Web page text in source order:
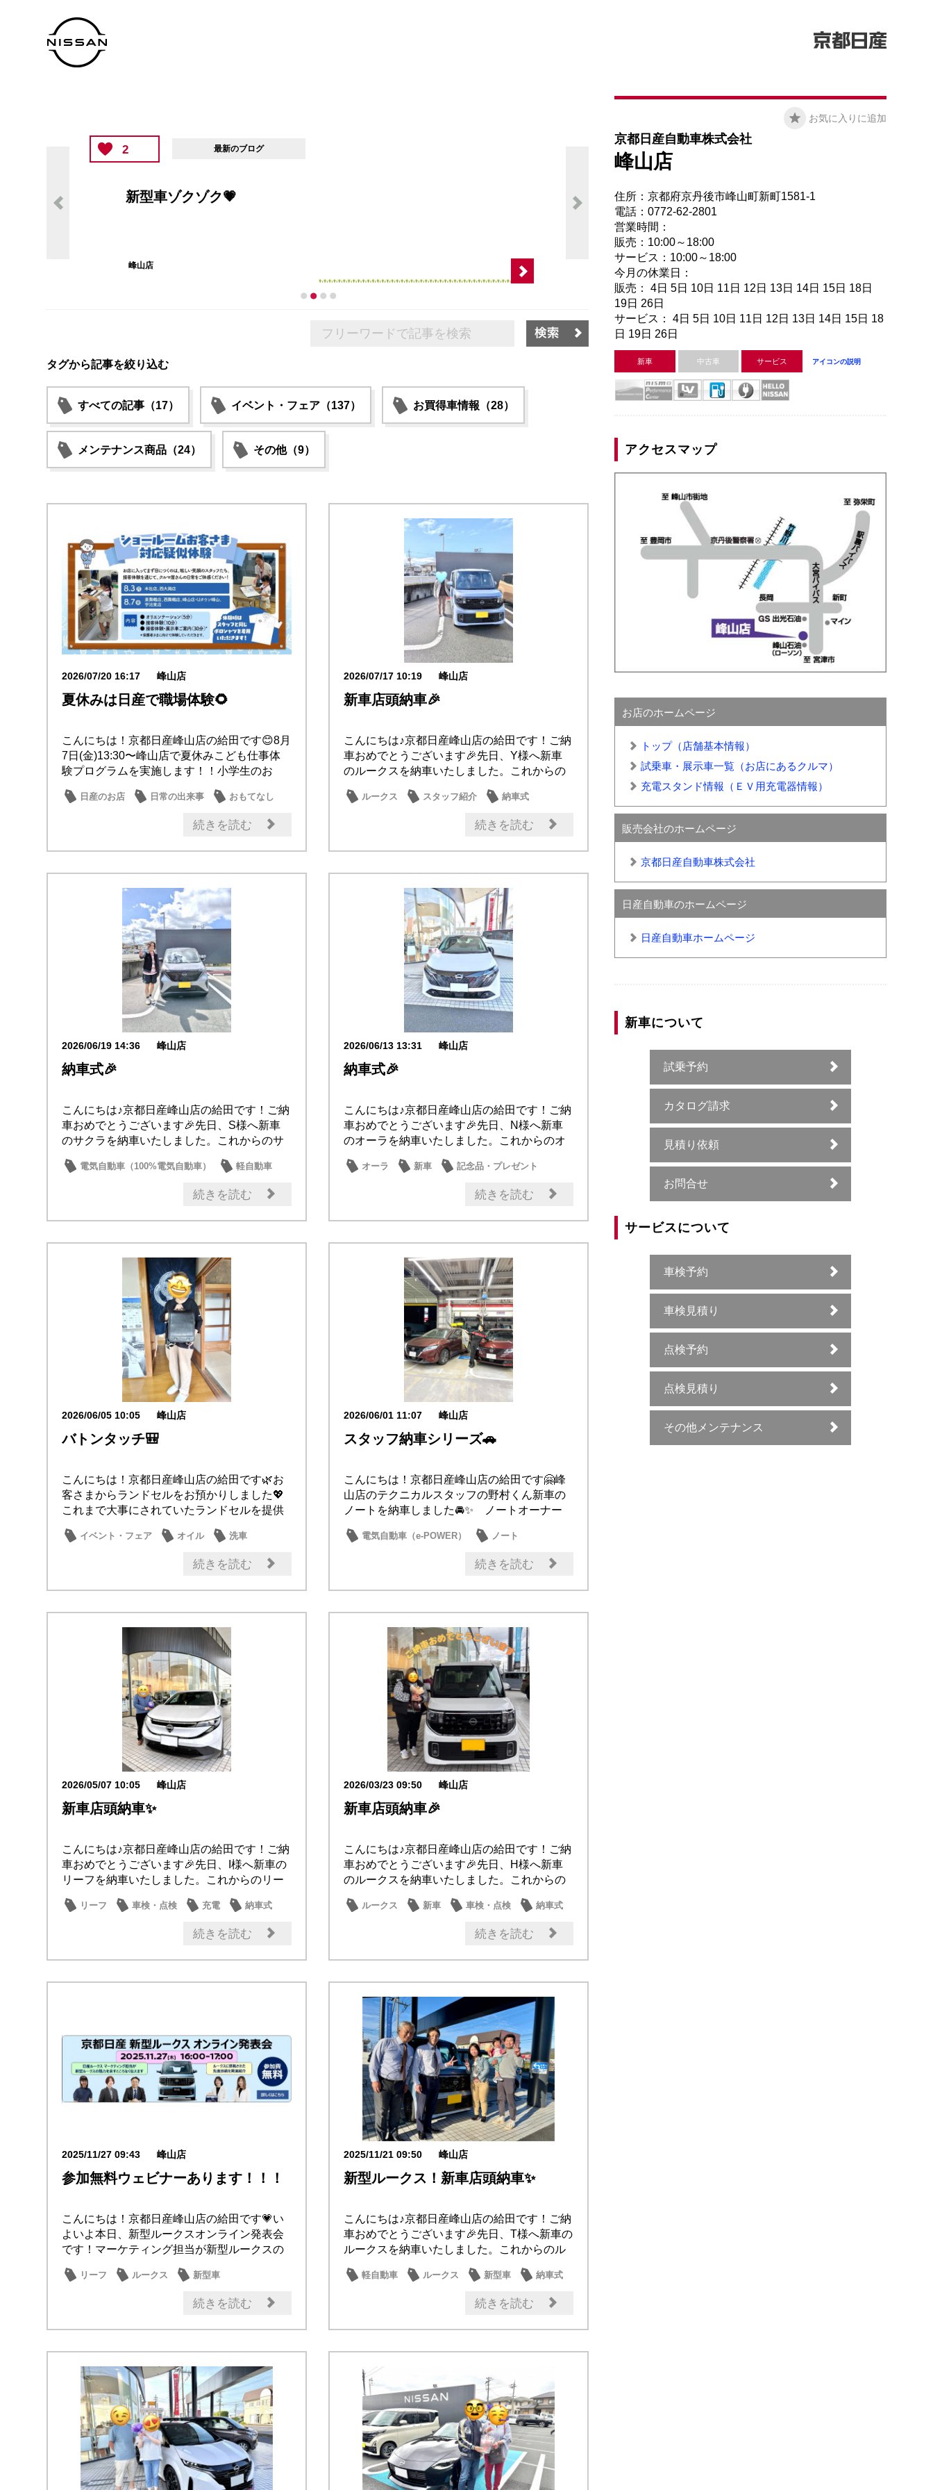
2 最新のブログ
新型車ゾクゾク💗
峰山店
タグから記事を絞り込む
すべての記事（17） イベント・フェア（137） お買得車情報（28）
メンテナンス商品（24） その他（9）
2026/07/20 16:17 峰山店
夏休みは日産で職場体験🌻
こんにちは！京都日産峰山店の給田です😊8月
7日(金)13:30〜峰山店で夏休みこども仕事体
験プログラムを実施します！！小学生のお
日産のお店 日常の出来事
おもてなし
続きを読む
2026/07/17 10:19 峰山店
新車店頭納車🎉
こんにちは♪京都日産峰山店の給田です！ご納
車おめでとうございます🎉先日、Y様へ新車
のルークスを納車いたしました。これからの
ルークス スタッフ紹介
納車式
続きを読む
2026/06/19 14:36 峰山店
納車式🎉
こんにちは♪京都日産峰山店の給田です！ご納
車おめでとうございます🎉先日、S様へ新車
のサクラを納車いたしました。これからのサ
電気自動車（100%電気自動車）
軽自動車
オーナー
続きを読む
2026/06/13 13:31 峰山店
納車式🎉
こんにちは♪京都日産峰山店の給田です！ご納
車おめでとうございます🎉先日、N様へ新車
のオーラを納車いたしました。これからのオ
オーラ 新車
記念品・プレゼント
続きを読む
2026/06/05 10:05 峰山店
バトンタッチ🎒
こんにちは！京都日産峰山店の給田です🌿お
客さまからランドセルをお預かりしました💖
これまで大事にされていたランドセルを提供
イベント・フェア オイル
洗車
続きを読む
2026/06/01 11:07 峰山店
スタッフ納車シリーズ🚗
こんにちは！京都日産峰山店の給田です🤗峰
山店のテクニカルスタッフの野村くん新車の
ノートを納車しました🚘✨ ノートオーナー
電気自動車（e-POWER）
ノート
納車式 オーナー
続きを読む
2026/05/07 10:05 峰山店
新車店頭納車✨
こんにちは♪京都日産峰山店の給田です！ご納
車おめでとうございます🎉先日、I様へ新車の
リーフを納車いたしました。これからのリー
リーフ 車検・点検 充電
納車式
続きを読む
2026/03/23 09:50 峰山店
新車店頭納車🎉
こんにちは♪京都日産峰山店の給田です！ご納
車おめでとうございます🎉先日、H様へ新車
のルークスを納車いたしました。これからの
ルークス 新車 車検・点検
納車式
続きを読む
2025/11/27 09:43 峰山店
参加無料ウェビナーあります！！！
こんにちは！京都日産峰山店の給田です💗い
よいよ本日、新型ルークスオンライン発表会
です！マーケティング担当が新型ルークスの
リーフ ルークス
新型車
続きを読む
2025/11/21 09:50 峰山店
新型ルークス！新車店頭納車✨
こんにちは♪京都日産峰山店の給田です！ご納
車おめでとうございます🎉先日、T様へ新車の
ルークスを納車いたしました。これからのル
軽自動車 ルークス 新型車
納車式
続きを読む
お気に入りに追加
京都日産自動車株式会社
峰山店
住所：京都府京丹後市峰山町新町1581-1
電話：0772-62-2801
営業時間：
販売：10:00～18:00
サービス：10:00～18:00
今月の休業日：
販売： 4日 5日 10日 11日 12日 13日 14日 15日 18日
19日 26日
サービス： 4日 5日 10日 11日 12日 13日 14日 15日 18
日 19日 26日
新車 中古車 サービス アイコンの説明
アクセスマップ
お店のホームページ
トップ（店舗基本情報）
試乗車・展示車一覧（お店にあるクルマ）
充電スタンド情報（ＥＶ用充電器情報）
販売会社のホームページ
京都日産自動車株式会社
日産自動車のホームページ
日産自動車ホームページ
新車について
試乗予約
カタログ請求
見積り依頼
お問合せ
サービスについて
車検予約
車検見積り
点検予約
点検見積り
その他メンテナンス